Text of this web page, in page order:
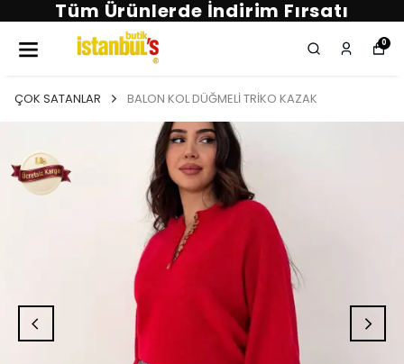
Tüm Ürünlerde İndirim Fırsatı
0
ÇOK SATANLAR BALON KOL DÜĞMELİ TRİKO KAZAK